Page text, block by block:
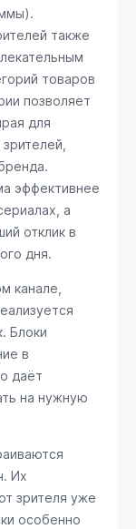
также
товаров
позволяет
для
эффективнее
а
отклик в
дня.
канале,
Блоки
в
даёт
на нужную
Их
зрителя уже
особенно